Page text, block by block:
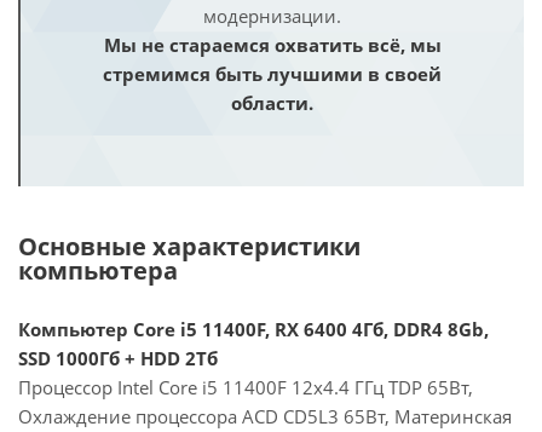
модернизации.
Мы не стараемся охватить всё, мы
стремимся быть лучшими в своей
области.
Основные характеристики
компьютера
Компьютер Core i5 11400F, RX 6400 4Гб, DDR4 8Gb,
SSD 1000Гб + HDD 2Тб
Процессор Intel Core i5 11400F 12x4.4 ГГц TDP 65Вт,
Охлаждение процессора ACD CD5L3 65Вт, Материнская